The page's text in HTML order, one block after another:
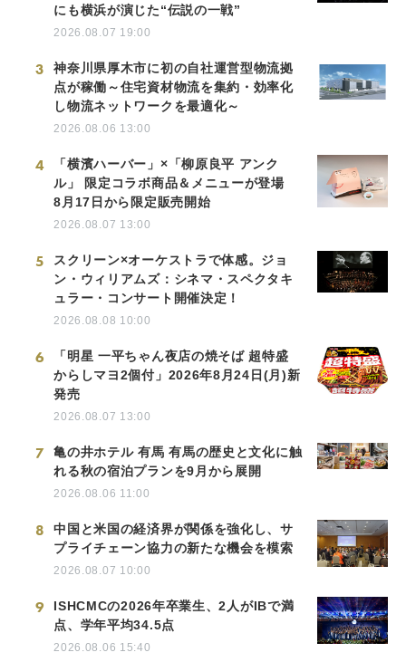
にも横浜が演じた“伝説の一戦”
2026.08.07 19:00
3
神奈川県厚木市に初の自社運営型物流拠
点が稼働～住宅資材物流を集約・効率化
し物流ネットワークを最適化～
2026.08.06 13:00
4
「横濱ハーバー」×「柳原良平 アンク
ル」 限定コラボ商品＆メニューが登場
8月17日から限定販売開始
2026.08.07 13:00
5
スクリーン×オーケストラで体感。ジョ
ン・ウィリアムズ：シネマ・スペクタキ
ュラー・コンサート開催決定！
2026.08.08 10:00
6
「明星 一平ちゃん夜店の焼そば 超特盛
からしマヨ2個付」2026年8月24日(月)新
発売
2026.08.07 13:00
7
亀の井ホテル 有馬 有馬の歴史と文化に触
れる秋の宿泊プランを9月から展開
2026.08.06 11:00
8
中国と米国の経済界が関係を強化し、サ
プライチェーン協力の新たな機会を模索
2026.08.07 10:00
9
ISHCMCの2026年卒業生、2人がIBで満
点、学年平均34.5点
2026.08.06 15:40